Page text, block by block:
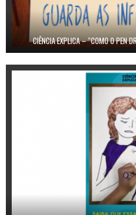
CIÊNCIA EXPLICA – “COMO O PEN